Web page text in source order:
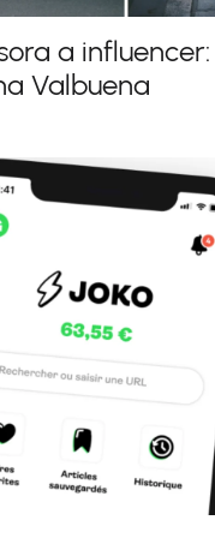
a
Valbuena